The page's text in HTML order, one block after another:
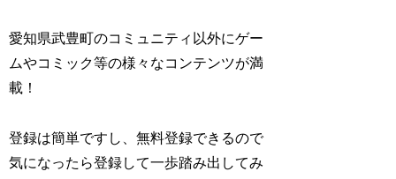
愛知県武豊町のコミュニティ以外にゲー
ムやコミック等の様々なコンテンツが満
載！
登録は簡単ですし、無料登録できるので
気になったら登録して一歩踏み出してみ